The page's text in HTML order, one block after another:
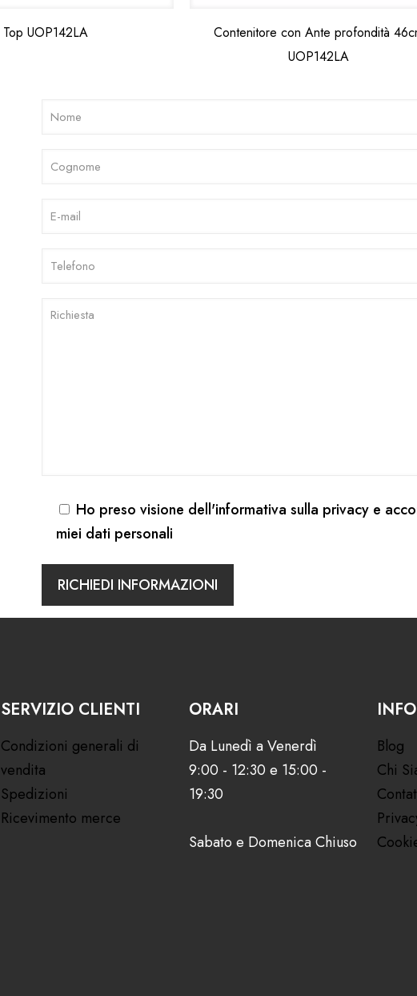
Top UOP142LA
Contenitore con Ante profondità
UOP142LA
Ho preso visione dell'informativa sulla privacy e
miei dati personali
SERVIZIO CLIENTI
Condizioni generali di
vendita
Spedizioni
Ricevimento merce
ORARI
Da Lunedì a Venerdì
9:00 - 12:30 e 15:00 -
19:30
Sabato e Domenica Chiuso
Blog
Chi